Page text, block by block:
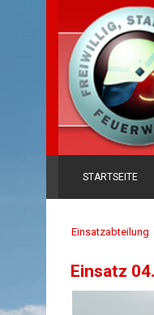
STARTSEITE
Einsatzabteilung
Einsatz